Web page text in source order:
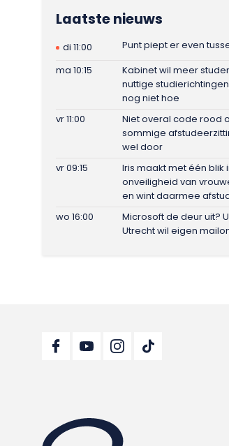
Laatste nieuws
di 11:00
Punt piept er even
ma 10:15
Kabinet wil meer
nuttige
nog niet hoe
vr 11:00
Niet overal code rood
sommige
wel door
vr 09:15
Iris maakt met één blik
onveiligheid van
en wint daarmee
wo 16:00
Microsoft de deur uit?
Utrecht wil eigen